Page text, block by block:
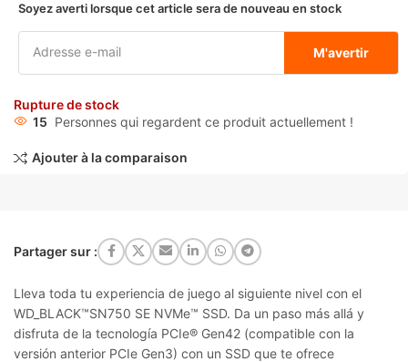
Soyez averti lorsque cet article sera de nouveau en stock
M'avertir
Rupture de stock
15 Personnes qui regardent ce produit actuellement !
Ajouter à la comparaison
Partager sur :
Lleva toda tu experiencia de juego al siguiente nivel con el
WD_BLACK™SN750 SE NVMe™ SSD. Da un paso más allá y
disfruta de la tecnología PCIe® Gen42 (compatible con la
versión anterior PCIe Gen3) con un SSD que te ofrece